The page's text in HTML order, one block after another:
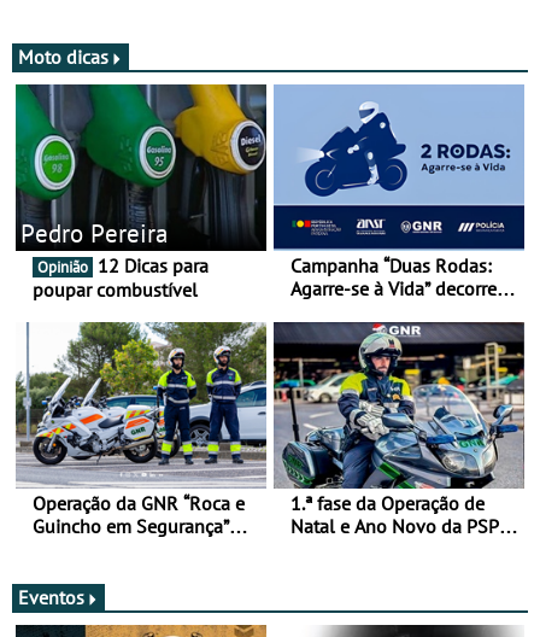
Moto dicas
Pedro Pereira
Opinião
poupar combustível
Campanha “Duas Rodas:
Agarre-se à Vida” decorre
Operação da GNR “Roca e
Guincho em Segurança”
1.ª fase da Operação de
Natal e Ano Novo da PSP e
Eventos